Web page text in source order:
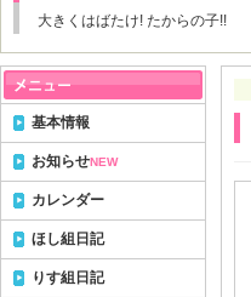
大きくはばたけ! たからの子!!
基本情報
お知らせNEW
カレンダー
ほし組日記
りす組日記